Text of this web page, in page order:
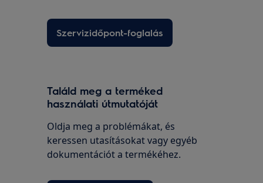
Szervizidőpont-foglalás
Találd meg a terméked
használati útmutatóját
Oldja meg a problémákat, és
keressen utasításokat vagy egyéb
dokumentációt a termékéhez.